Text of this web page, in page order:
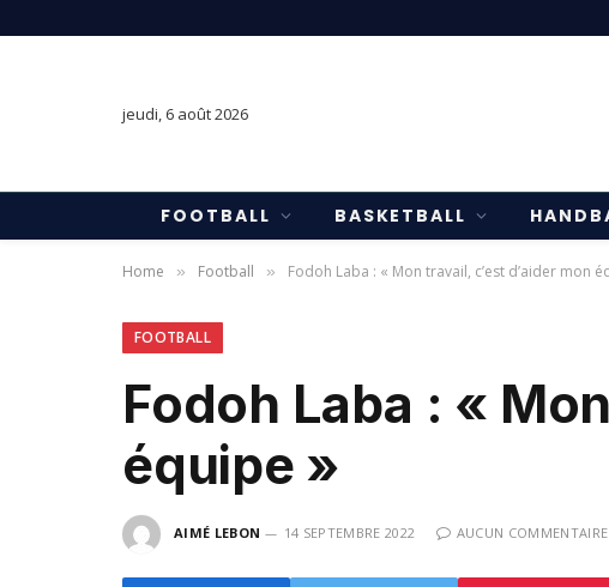
jeudi, 6 août 2026
FOOTBALL BASKETBALL
Home » Football » Fodoh Laba : « Mon travail, c’est d’aider mon
FOOTBALL
Fodoh Laba : «
équipe »
AIMÉ LEBON 14 SEPTEMBRE 2022 AUCUN COMMENTAIRE